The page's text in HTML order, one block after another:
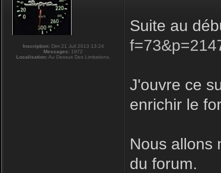
Inscription:Dim 21 Juil 2013 13:24
Messages: 1972
Localisation:Au Dessus Des Limitations.
Suite au
J'ouvre ce
enrichir le
Nous allons
du forum.